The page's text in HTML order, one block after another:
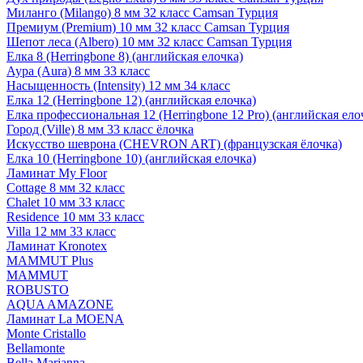
Миланго (Milango) 8 мм 32 класс Camsan Турция
Премиум (Premium) 10 мм 32 класс Camsan Турция
Шепот леса (Albero) 10 мм 32 класс Camsan Турция
Елка 8 (Herringbone 8) (английская елочка)
Аура (Aura) 8 мм 33 класс
Насыщенность (Intensity) 12 мм 34 класс
Елка 12 (Herringbone 12) (английская елочка)
Елка профессиональная 12 (Herringbone 12 Pro) (английская
Город (Ville) 8 мм 33 класс ёлочка
Искусство шеврона (CHEVRON ART) (французская ёлочка)
Елка 10 (Herringbone 10) (английская елочка)
Ламинат My Floor
Cottage 8 мм 32 класс
Chalet 10 мм 33 класс
Residence 10 мм 33 класс
Villa 12 мм 33 класс
Ламинат Kronotex
MAMMUT Plus
MAMMUT
ROBUSTO
AQUA AMAZONE
Ламинат La MOENA
Monte Cristallo
Bellamonte